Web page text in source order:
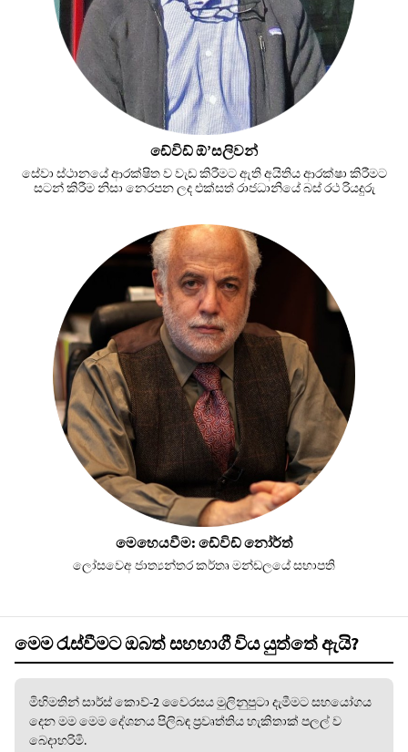
ඩේවිඩ් ඕ’සලිවන්
සේවා ස්ථානයේ ආරක්ෂිත ව වැඩ කිරීමට ඇති අයිතිය ආරක්ෂා කිරීමට
සටන් කිරීම නිසා නෙරපන ලද එක්සත් රාජධානියේ බස් රථ රියදුරු
මෙහෙයවීම: ඩේවිඩ් නෝර්ත්
ලෝසවෙඅ ජාත්‍යන්තර කර්තෘ මන්ඩලයේ සභාපති
මෙම රැස්වීමට ඔබත් සහභාගී විය යුත්තේ ඇයි?
මිහිමතින් සාර්ස් කොව්-2 වෛරසය මුලිනුපුටා දැමීමට සහයෝගය
දෙන මම මෙම දේශනය පිලිබඳ ප්‍රවෘත්තිය හැකිතාක් පලල් ව
බෙදාහරිමි.